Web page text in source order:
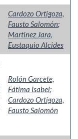
Cardozo Ortigoza,
Fausto Salomón;
Martínez Jara,
Eustaquio Alcides
Rolón Garcete,
Fátima Isabel;
Cardozo Ortigoza,
Fausto Salomón